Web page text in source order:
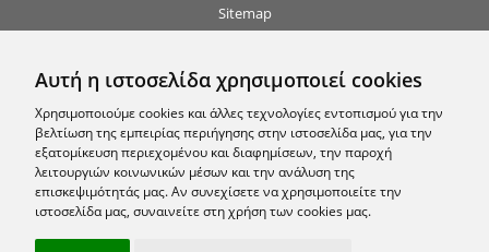
Αυτή η ιστοσελίδα χρησιμοποιεί cookies
Χρησιμοποιούμε cookies και άλλες τεχνολογίες εντοπισμού για την
βελτίωση της εμπειρίας περιήγησης στην ιστοσελίδα μας, για την
εξατομίκευση περιεχομένου και διαφημίσεων, την παροχή
λειτουργιών κοινωνικών μέσων και την ανάλυση της
επισκεψιμότητάς μας. Αν συνεχίσετε να χρησιμοποιείτε την
ιστοσελίδα μας, συναινείτε στη χρήση των cookies μας.
Sitemap
Επικοινωνήστε μαζί μας
Εγγραφείτε στο Newsletter μας
Ακολουθήστε μας